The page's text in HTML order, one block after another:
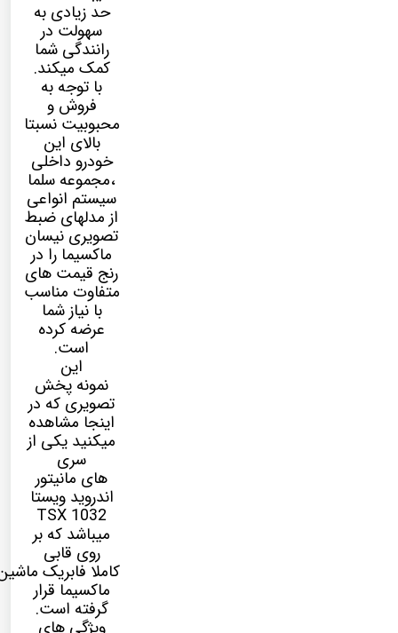
حد زیادی به
سهولت در
رانندگی شما
کمک میکند.
با توجه به
فروش و
محبوبیت نسبتا
بالای این
خودرو داخلی
،مجموعه سلما
سیستم انواعی
از مدلهای ضبط
تصویری نیسان
ماکسیما را در
رنج قیمت های
متفاوت مناسب
با نیاز شما
عرضه کرده
است.
این
نمونه پخش
تصویری که در
اینجا مشاهده
میکنید یکی از
سری
های مانیتور
اندروید ویستا
TSX 1032
میباشد که بر
روی قابی
کاملا فابریک
ماکسیما قرار
گرفته است.
ویژگی های